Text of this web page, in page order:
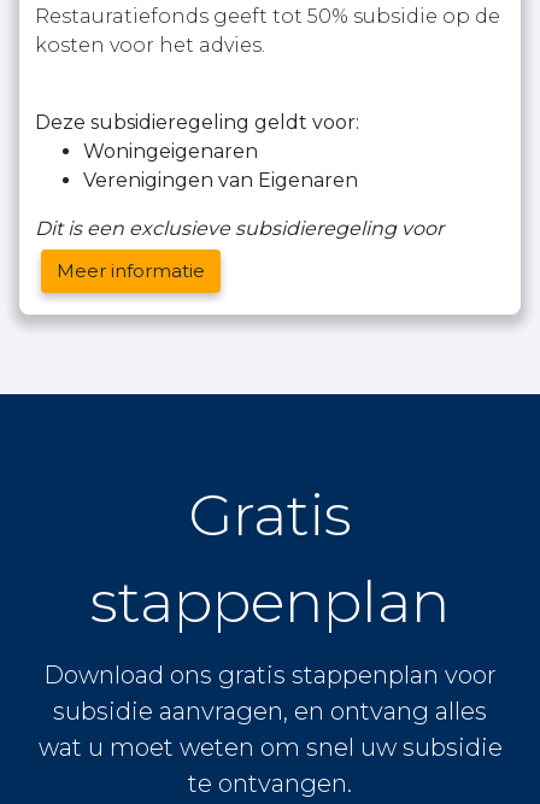
Restauratiefonds geeft tot 50% subsidie op de
kosten voor het advies.
Deze subsidieregeling geldt voor:
Woningeigenaren
Verenigingen van Eigenaren
Dit is een exclusieve subsidieregeling voor
Meer informatie
Gratis
stappenplan
Download ons gratis stappenplan voor
subsidie aanvragen, en ontvang alles
wat u moet weten om snel uw subsidie
te ontvangen.